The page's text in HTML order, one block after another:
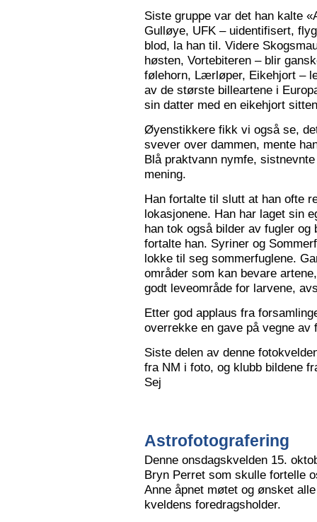
Siste gruppe var det han kalte
Gulløye, UFK – uidentifisert,
blod, la han til. Videre
høsten, Vortebiteren – blir
følehorn, Lærløper, Eikehjort –
av de største billeartene i
sin datter med en eikehjort
Øyenstikkere fikk vi også se,
svever over dammen, mente
Blå praktvann nymfe,
mening.
Han fortalte til slutt at han ofte
lokasjonene. Han har laget sin
han tok også bilder av fugler
fortalte han. Syriner og
lokke til seg sommerfuglene.
områder som kan bevare
godt leveområde for larvene,
Etter god applaus fra
overrekke en gave på vegne av
Siste delen av denne
fra NM i foto, og klubb bildene
Sej
Astrofotografering
Denne onsdagskvelden 15.
Bryn Perret som skulle fortelle
Anne åpnet møtet og ønsket
kveldens foredragsholder.